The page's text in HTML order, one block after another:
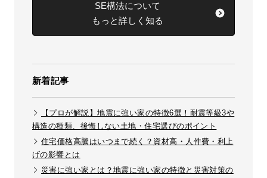
SE構法について
もっと詳しく知る
新着記事
【プロが解説】地震に強い家の特徴6選！耐震等級3や
構造の種類、後悔しない土地・住宅選びのポイント
住宅価格高騰はいつまで続く？資材高・人件費・利上
げの影響とは
災害に強い家とは？地震に強い家の特徴と災害対策の